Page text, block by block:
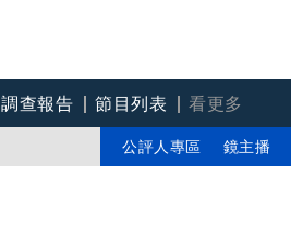
調查報告 節目列表
看更多
公評人專區 鏡主播